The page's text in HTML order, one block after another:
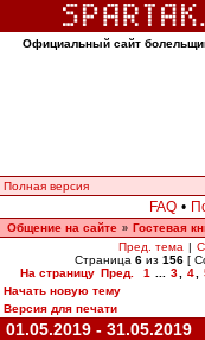
Официальный сайт
Полная версия
FAQ •
Общение на сайте » Гостевая
Пред. тема |
Страница 6 из 156 [
На страницу Пред. 1 3 4
Начать новую тему
Версия для печати
01.05.2019 - 31.05.2019